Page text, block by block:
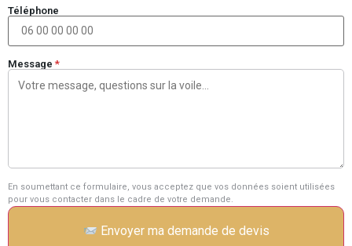
Téléphone
Message *
En soumettant ce formulaire, vous acceptez que vos données soient utilisées
pour vous contacter dans le cadre de votre demande.
Envoyer ma demande de devis